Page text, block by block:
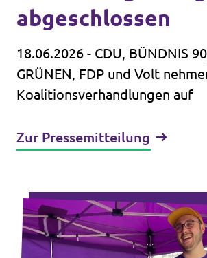
abgeschlossen
18.06.2026 - CDU, BÜNDNIS
GRÜNEN, FDP und Volt
Koalitionsverhandlungen auf
Zur Pressemitteilung